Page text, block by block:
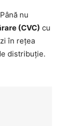
nu
(CVC) cu
în rețea
distribuție.